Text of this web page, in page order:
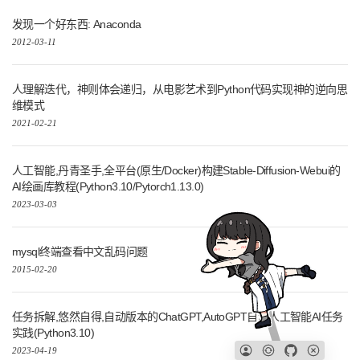
发现一个好东西: Anaconda
2012-03-11
人理解迭代，神则体会递归，从电影艺术到Python代码实现神的逆向思
维模式
2021-02-21
人工智能,丹青圣手,全平台(原生/Docker)构建Stable-Diffusion-Webui的
AI绘画库教程(Python3.10/Pytorch1.13.0)
2023-03-03
mysql终端查看中文乱码问题
2015-02-20
任务拆解,悠然自得,自动版本的ChatGPT,AutoGPT自动人工智能AI任务
实践(Python3.10)
2023-04-19